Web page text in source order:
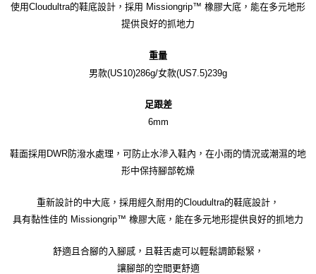
使用Cloudultra的鞋底設計，採用 Missiongrip™ 橡膠大底，能在多元地形
提供良好的抓地力
重量
男款(US10)286g/女款(US7.5)239g
足跟差
6mm
鞋面採用DWR防潑水處理，可防止水滲入鞋內，在小雨的情況或潮濕的地
形中保持腳部乾燥
重新設計的中大底，採用經久耐用的Cloudultra的鞋底設計，
具有黏性佳的 Missiongrip™ 橡膠大底，能在多元地形提供良好的抓地力
舒適且合腳的入腳感，且鞋舌處可以輕鬆調節鬆緊，
讓腳部的空間更舒適